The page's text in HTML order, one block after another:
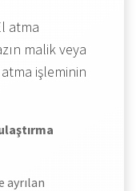
atma
malik veya
işleminin
ayrılan